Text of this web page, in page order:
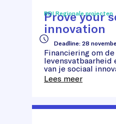
Prove
your
social
innovation
RDI Regionale projecten
Prove your
innovation
Deadline: 28
Financiering om
levensvatbaarheid
van je sociaal
Lees meer